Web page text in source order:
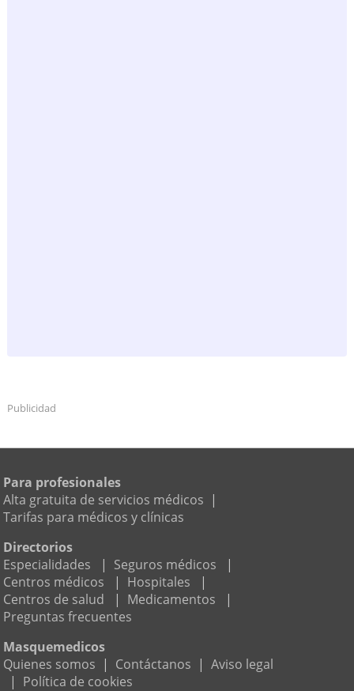
Publicidad
Para profesionales
Alta gratuita de servicios médicos |
Tarifas para médicos y clínicas
Directorios
Especialidades
| Seguros médicos
|
Centros médicos
| Hospitales
|
Centros de salud
| Medicamentos
|
Preguntas frecuentes
Masquemedicos
Quienes somos | Contáctanos | Aviso legal
| Política de cookies